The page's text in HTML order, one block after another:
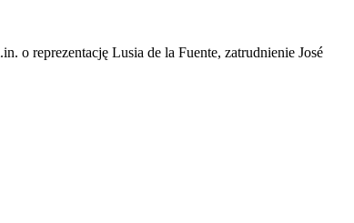
o reprezentację Lusia de la Fuente, zatrudnienie José